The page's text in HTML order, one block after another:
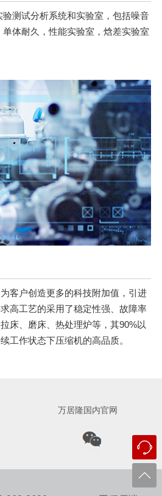
测试分析系统和实验室，包括噪音
体耐久，性能实验室，焓差实验室
客户创造更多的科技附加值，引进
高工艺的采用了稳定性强、故障率
床、磨床、热处理炉等，其90%以
工作状态下压缩机的高品质。
万居隆国内官网